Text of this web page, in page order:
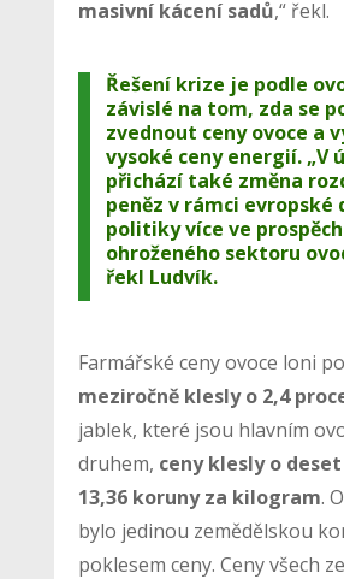
masivní kácení sadů,“ řekl.
Řešení krize je podle
závislé na tom, zda se
zvednout ceny ovoce a
vysoké ceny energií. „V
přichází také změna
peněz v rámci evropské
politiky více ve prospěch
ohroženého sektoru
řekl Ludvík.
Farmářské ceny ovoce loni
meziročně klesly o 2,4
jablek, které jsou hlavním
druhem, ceny klesly o
13,36 koruny za kilogram.
bylo jedinou zemědělskou
poklesem ceny. Ceny všech